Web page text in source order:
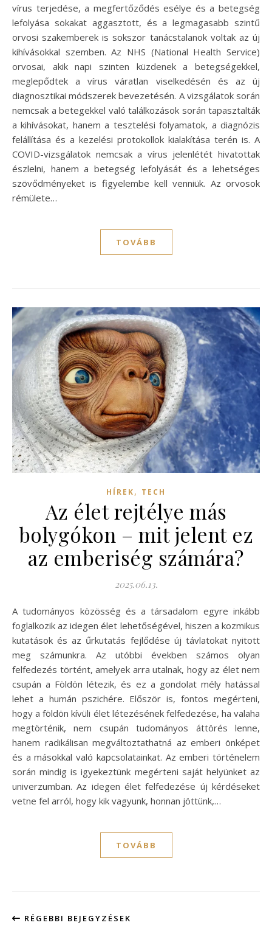
vírus terjedése, a megfertőződés esélye és a betegség
lefolyása sokakat aggasztott, és a legmagasabb szintű
orvosi szakemberek is sokszor tanácstalanok voltak az új
kihívásokkal szemben. Az NHS (National Health Service)
orvosai, akik napi szinten küzdenek a betegségekkel,
meglepődtek a vírus váratlan viselkedésén és az új
diagnosztikai módszerek bevezetésén. A vizsgálatok során
nemcsak a betegekkel való találkozások során tapasztalták
a kihívásokat, hanem a tesztelési folyamatok, a diagnózis
felállítása és a kezelési protokollok kialakítása terén is. A
COVID-vizsgálatok nemcsak a vírus jelenlétét hivatottak
észlelni, hanem a betegség lefolyását és a lehetséges
szövődményeket is figyelembe kell venniük. Az orvosok
rémülete…
TOVÁBB
HÍREK, TECH
Az élet rejtélye más
bolygókon – mit jelent ez
az emberiség számára?
2025.06.13.
A tudományos közösség és a társadalom egyre inkább
foglalkozik az idegen élet lehetőségével, hiszen a kozmikus
kutatások és az űrkutatás fejlődése új távlatokat nyitott
meg számunkra. Az utóbbi években számos olyan
felfedezés történt, amelyek arra utalnak, hogy az élet nem
csupán a Földön létezik, és ez a gondolat mély hatással
lehet a humán pszichére. Először is, fontos megérteni,
hogy a földön kívüli élet létezésének felfedezése, ha valaha
megtörténik, nem csupán tudományos áttörés lenne,
hanem radikálisan megváltoztathatná az emberi önképet
és a másokkal való kapcsolatainkat. Az emberi történelem
során mindig is igyekeztünk megérteni saját helyünket az
univerzumban. Az idegen élet felfedezése új kérdéseket
vetne fel arról, hogy kik vagyunk, honnan jöttünk,…
TOVÁBB
RÉGEBBI BEJEGYZÉSEK